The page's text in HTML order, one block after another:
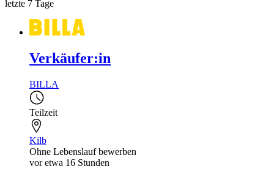
letzte 7 Tage
Verkäufer:in
BILLA
Teilzeit
Kilb
Ohne Lebenslauf bewerben
vor etwa 16 Stunden